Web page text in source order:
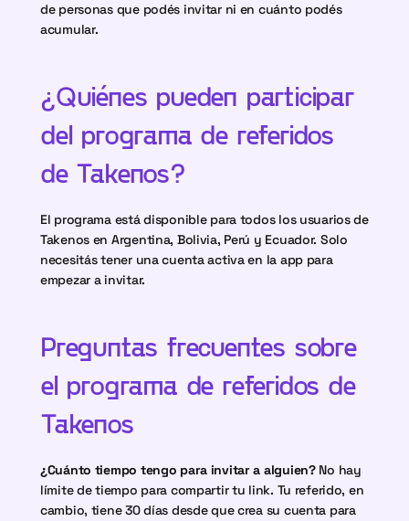
de personas que podés invitar ni en cuánto podés
acumular.
¿Quiénes pueden participar
del programa de referidos
de Takenos?
El programa está disponible para todos los usuarios de
Takenos en Argentina, Bolivia, Perú y Ecuador. Solo
necesitás tener una cuenta activa en la app para
empezar a invitar.
Preguntas frecuentes sobre
el programa de referidos de
Takenos
¿Cuánto tiempo tengo para invitar a alguien? No hay
límite de tiempo para compartir tu link. Tu referido, en
cambio, tiene 30 días desde que crea su cuenta para